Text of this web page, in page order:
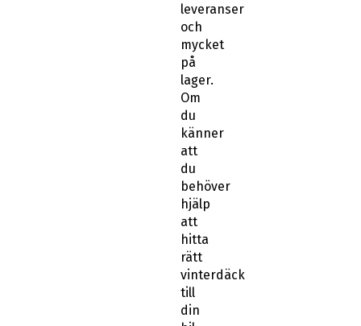
leveranser
och
mycket
på
lager.
Om
du
känner
att
du
behöver
hjälp
att
hitta
rätt
vinterdäck
till
din